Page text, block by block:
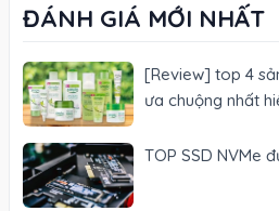
ĐÁNH GIÁ MỚI NHẤT
[Review] top 4
ưa chuộng nhất
TOP SSD NVMe